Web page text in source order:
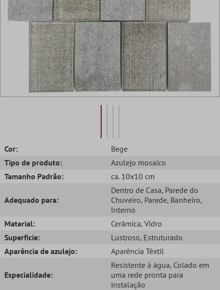
Cor:
Bege
Tipo de produto:
Azulejo mosaico
Tamanho Padrão:
ca. 10x10 cm
Adequado para:
Dentro de Casa, Parede do
Chuveiro, Parede, Banheiro,
Interno
Material:
Cerâmica, Vidro
Superfície:
Lustroso, Estruturado
Aparência de azulejo:
Aparência Têxtil
Especialidade:
Resistente à água, Colado em
uma rede pronta para
instalação